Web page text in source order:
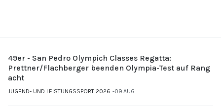
49er - San Pedro Olympich Classes Regatta:
Prettner/Flachberger beenden Olympia-Test auf Rang
acht
JUGEND- UND LEISTUNGSSPORT 2026 09.AUG.